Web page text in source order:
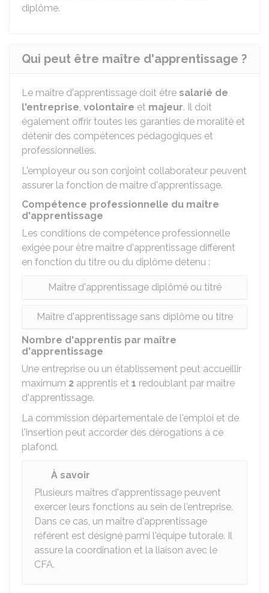
diplôme.
Qui peut être maître d'apprentissage ?
Le maître d'apprentissage doit être salarié de
l'entreprise, volontaire et majeur. Il doit
également offrir toutes les garanties de moralité et
détenir des compétences pédagogiques et
professionnelles.
L'employeur ou son conjoint collaborateur peuvent
assurer la fonction de maître d'apprentissage.
Compétence professionnelle du maître
d'apprentissage
Les conditions de compétence professionnelle
exigée pour être maître d'apprentissage diffèrent
en fonction du titre ou du diplôme détenu :
Maître d'apprentissage diplômé ou titré
Maître d'apprentissage sans diplôme ou titre
Nombre d'apprentis par maître
d'apprentissage
Une entreprise ou un établissement peut accueillir
maximum 2 apprentis et 1 redoublant par maître
d'apprentissage.
La commission départementale de l'emploi et de
l'insertion peut accorder des dérogations à ce
plafond.
À savoir
Plusieurs maîtres d'apprentissage peuvent
exercer leurs fonctions au sein de l'entreprise.
Dans ce cas, un maître d'apprentissage
référent est désigné parmi l'équipe tutorale. Il
assure la coordination et la liaison avec le
CFA.